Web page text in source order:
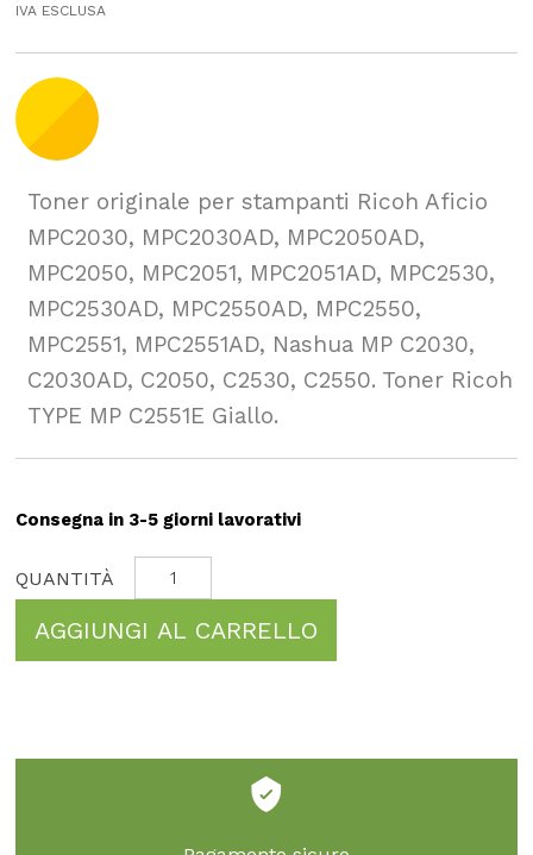
IVA ESCLUSA
Toner originale per stampanti Ricoh Aficio
MPC2030, MPC2030AD, MPC2050AD,
MPC2050, MPC2051, MPC2051AD, MPC2530,
MPC2530AD, MPC2550AD, MPC2550,
MPC2551, MPC2551AD, Nashua MP C2030,
C2030AD, C2050, C2530, C2550. Toner Ricoh
TYPE MP C2551E Giallo.
Consegna in 3-5 giorni lavorativi
AGGIUNGI AL CARRELLO